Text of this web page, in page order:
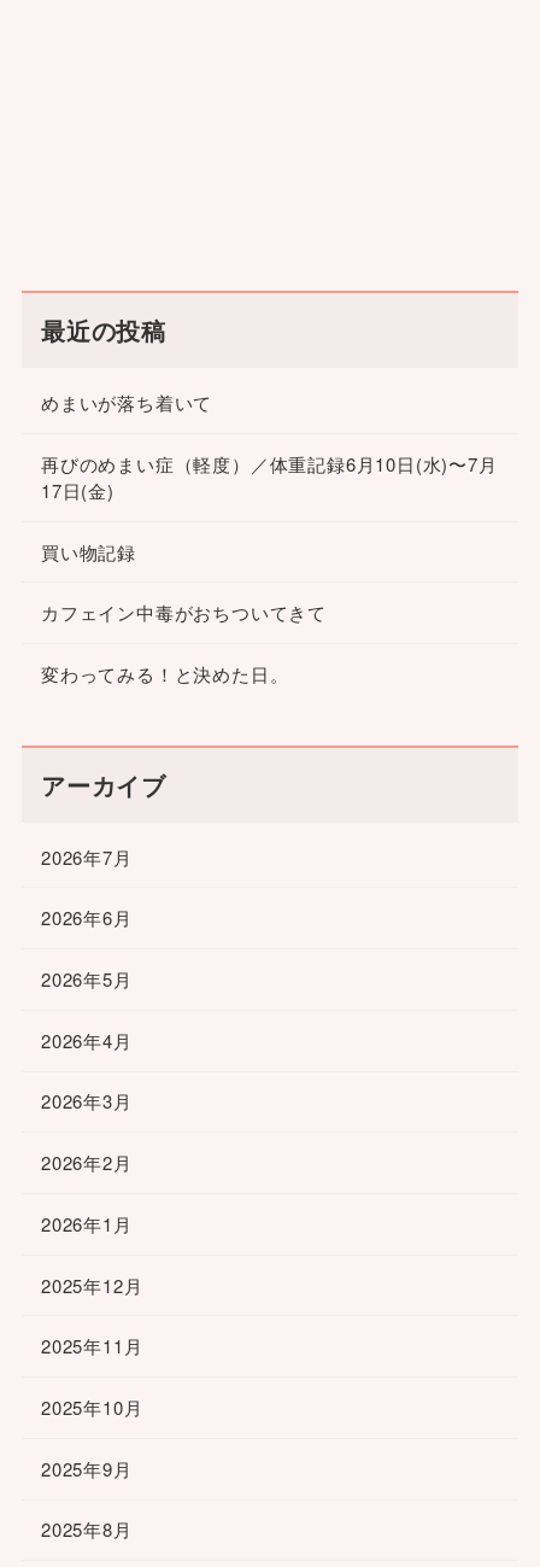
最近の投稿
めまいが落ち着いて
再びのめまい症（軽度）／体重記録6月10日(水)〜7月
17日(金)
買い物記録
カフェイン中毒がおちついてきて
変わってみる！と決めた日。
アーカイブ
2026年7月
2026年6月
2026年5月
2026年4月
2026年3月
2026年2月
2026年1月
2025年12月
2025年11月
2025年10月
2025年9月
2025年8月